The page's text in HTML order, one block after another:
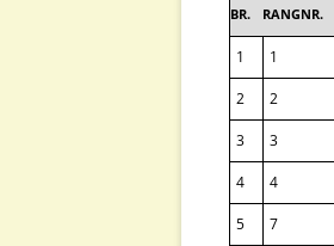
BR. RANGNR.
1 1
2 2
3 3
4 4
5 7